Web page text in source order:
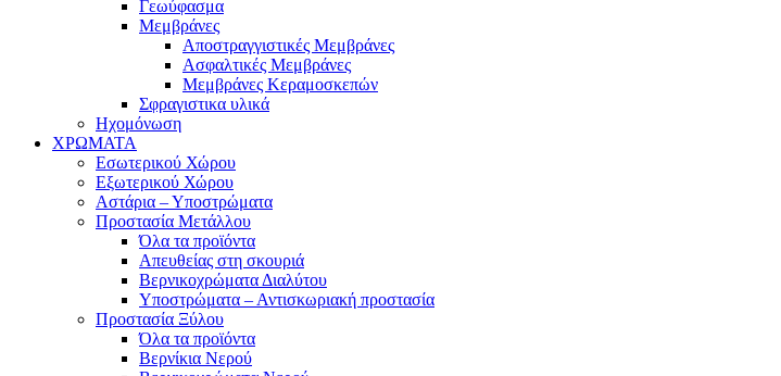
Γεωύφασμα
Μεμβράνες
Αποστραγγιστικές Μεμβράνες
Ασφαλτικές Μεμβράνες
Μεμβράνες Κεραμοσκεπών
Σφραγιστικα υλικά
Ηχομόνωση
ΧΡΩΜΑΤΑ
Εσωτερικού Χώρου
Εξωτερικού Χώρου
Αστάρια – Υποστρώματα
Προστασία Μετάλλου
Όλα τα προϊόντα
Απευθείας στη σκουριά
Βερνικοχρώματα Διαλύτου
Υποστρώματα – Αντισκωριακή προστασία
Προστασία Ξύλου
Όλα τα προϊόντα
Βερνίκια Νερού